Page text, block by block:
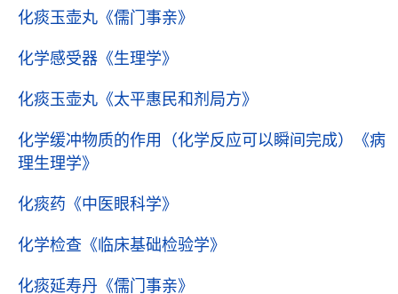
化痰玉壶丸 《儒门事亲》
化学感受器 《生理学》
化痰玉壶丸 《太平惠民和剂局方》
化学缓冲物质的作用（化学反应可以瞬间完成）
《病
理生理学》
化痰药 《中医眼科学》
化学检查 《临床基础检验学》
化痰延寿丹 《儒门事亲》